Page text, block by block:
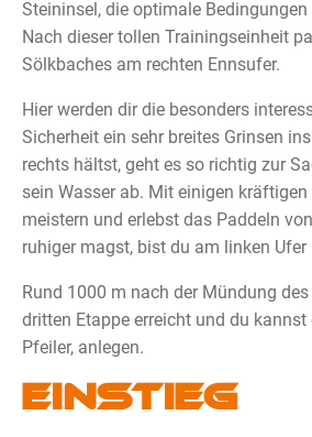
Steininsel, die optimale
Nach dieser tollen Trainingseinheit
Sölkbaches am rechten Ennsufer.
Hier werden dir die besonders
Sicherheit ein sehr breites Grinsen
rechts hältst, geht es so richtig zur
sein Wasser ab. Mit einigen
meistern und erlebst das Paddeln
ruhiger magst, bist du am linken
Rund 1000 m nach der Mündung
dritten Etappe erreicht und du
Pfeiler, anlegen.
Einstieg